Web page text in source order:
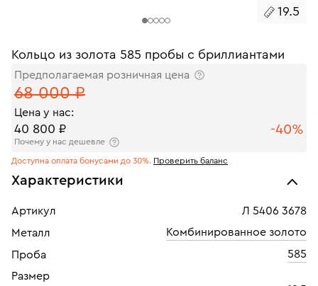
19.5
Кольцо из золота 585 пробы с бриллиантами
Предполагаемая розничная цена
68 000 ₽
Цена у нас:
40 800 ₽ -40%
Почему у нас дешевле
Доступна оплата бонусами до 30%. Проверить баланс
Характеристики
Артикул
Л 5406 3678
Металл
Комбинированное золото
Проба
585
Размер